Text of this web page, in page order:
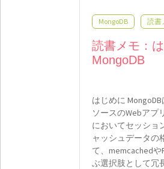
MongoDB 読書
読書メモ：
MongoDB
はじめに
ソースのWebアプ
においてセッショ
ャッシュデータの
て、memcachedや
ぶ選択肢として冗